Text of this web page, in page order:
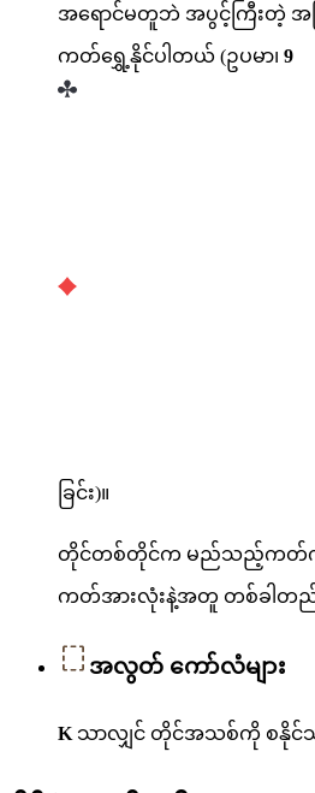
အရောင်မတူဘဲ အပွင့်ကြီးတဲ့
ကတ်ရွှေ့နိုင်ပါတယ် (ဥပမာ၊ 9
ခြင်း)။
တိုင်တစ်တိုင်က မည်သည့်ကတ်ကို
ကတ်အားလုံးနဲ့အတူ တစ်ခါတည်
အလွတ် ကော်လံများ
K သာလျှင် တိုင်အသစ်ကို စနိုင်